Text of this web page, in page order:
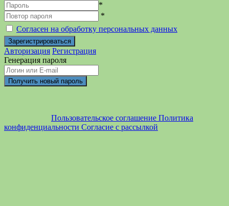
*
*
Согласен на обработку персональных данных
Авторизация Регистрация
Генерация пароля
Пользовательское соглашение Политика
конфиденциальности Согласие с рассылкой